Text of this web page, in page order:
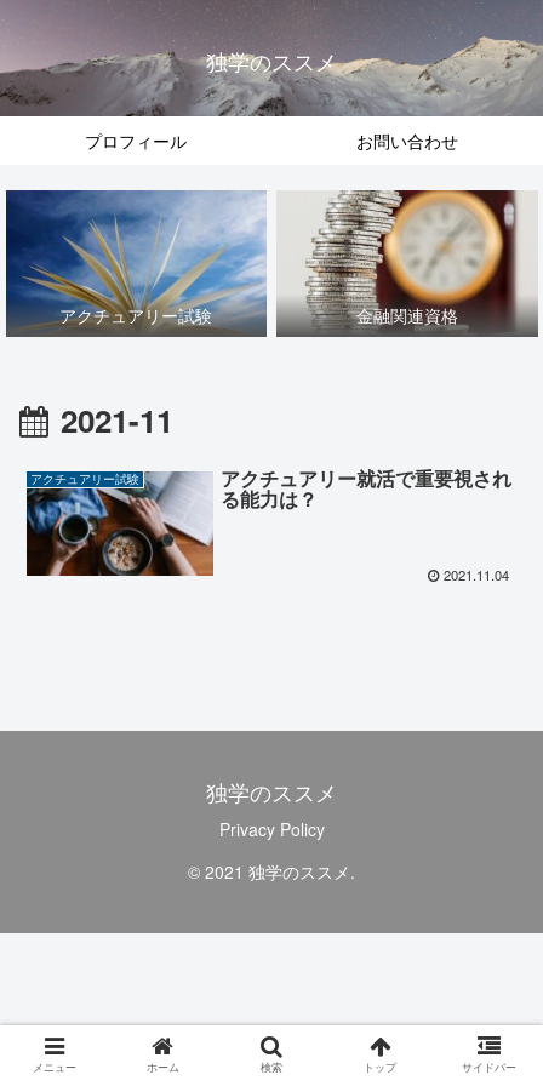
独学のススメ
プロフィール お問い合わせ
アクチュアリー試験 金融関連資格
2021-11
アクチュアリー試験 アクチュアリー就活で重要視され
る能力は？
2021.11.04
独学のススメ
Privacy Policy
© 2021 独学のススメ.
メニュー ホーム 検索 トップ サイドバー